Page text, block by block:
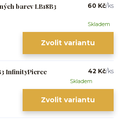
barev LB18B3
60 Kč/ks
Skladem
Zvolit variantu
InfinityPierce 42 Kč/ks
Skladem
Zvolit variantu